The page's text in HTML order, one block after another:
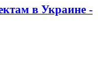
в Украине -